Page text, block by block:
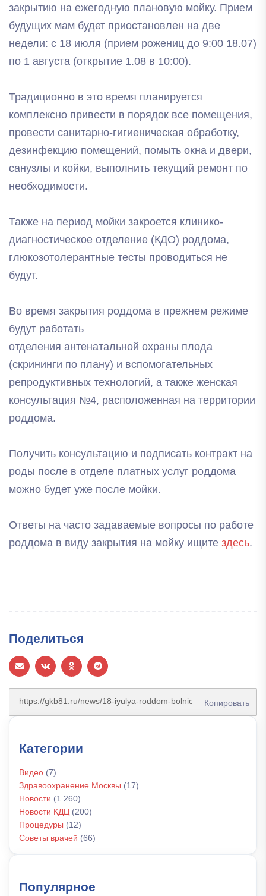
закрытию на ежегодную плановую мойку. Прием
будущих мам будет приостановлен на две
недели: с 18 июля (прием рожениц до 9:00 18.07)
по 1 августа (открытие 1.08 в 10:00).
Традиционно в это время планируется
комплексно привести в порядок все помещения,
провести санитарно-гигиеническая обработку,
дезинфекцию помещений, помыть окна и двери,
санузлы и койки, выполнить текущий ремонт по
необходимости.
Также на период мойки закроется клинико-
диагностическое отделение (КДО) роддома,
глюкозотолерантные тесты проводиться не
будут.
Во время закрытия роддома в прежнем режиме
будут работать
отделения антенатальной охраны плода
(скрининги по плану) и вспомогательных
репродуктивных технологий, а также женская
консультация №4, расположенная на территории
роддома.
Получить консультацию и подписать контракт на
роды после в отделе платных услуг роддома
можно будет уже после мойки.
Ответы на часто задаваемые вопросы по работе
роддома в виду закрытия на мойку ищите здесь.
Поделиться
Копировать
Категории
Видео (7)
Здравоохранение Москвы (17)
Новости (1 260)
Новости КДЦ (200)
Процедуры (12)
Советы врачей (66)
Популярное